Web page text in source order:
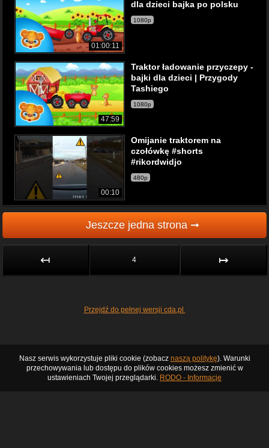
01:00:11
dla dzieci bajka po polsku
1080p
47:59
Traktor ładowanie przyczepy -
bajki dla dzieci | Przygody
Tashiego
1080p
00:10
Omijanie traktorem na
czołówkę #shorts
#rikordwidjo
480p
Jeszcze jedna strona ➞
↤ 4 ↦
Przejdź do pełnej wersji cda.pl
Nasz serwis wykorzystuje pliki cookie (zobacz naszą politykę). Warunki
przechowywania lub dostępu do plików cookies możesz zmienić w
ustawieniach Twojej przeglądarki. RODO - Informacje